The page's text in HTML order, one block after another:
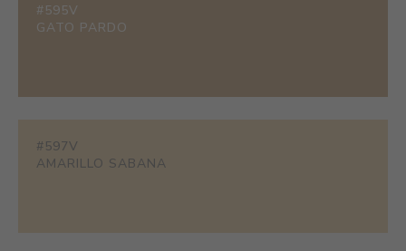
#595V
GATO PARDO
#597V
AMARILLO SABANA